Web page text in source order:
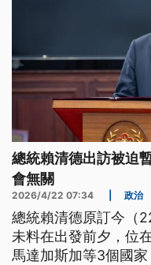
總統賴清德出訪被迫
會無關
2026/4/22 07:34 政治
總統賴清德原訂今（
未料在出發前夕，位
馬達加斯加等3個國